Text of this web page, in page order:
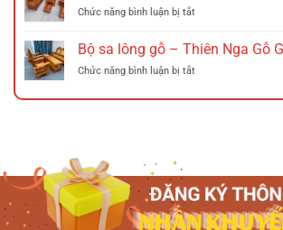
Đá
Đào
gỗ
Chuông
gỗ
Chức năng bình luận bị tắtở
sa
lông
gỗ
Pháo
Nai
Bộ sa lông gỗ – Thiên Nga Gỗ
Chức năng bình luận bị tắtở
sa
Nga
Gỗ
Đồng